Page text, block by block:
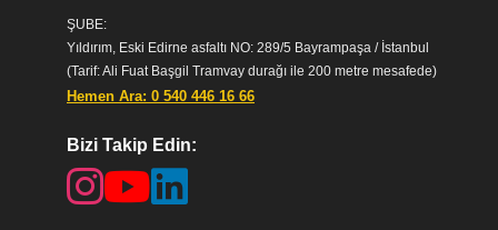
ŞUBE:
Yıldırım, Eski Edirne asfaltı NO: 289/5 Bayrampaşa / İstanbul
(Tarif: Ali Fuat Başgil Tramvay durağı ile 200 metre mesafede)
Hemen Ara: 0 540 446 16 66
Bizi Takip Edin: